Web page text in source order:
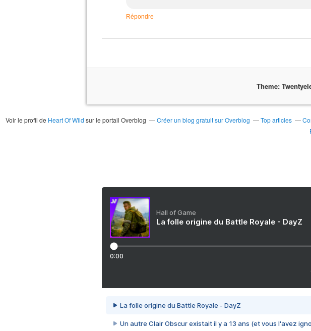
Répondre
Theme:
Voir le profil de Heart Of Wild sur le portail Overblog Créer un blog gratuit sur Overblog Top articles
Hall of Game
La folle origine du Battle Royale - DayZ
0:00
La folle origine du Battle Royale - DayZ
Un autre Clair Obscur existait il y a 13 ans (et vous l'avez